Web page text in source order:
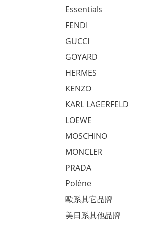
Essentials
FENDI
GUCCI
GOYARD
HERMES
KENZO
KARL LAGERFELD
LOEWE
MOSCHINO
MONCLER
PRADA
Polène
歐系其它品牌
美日系其他品牌